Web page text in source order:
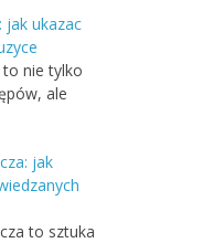
jak ukazac
nie tylko
ale
jak
to sztuka